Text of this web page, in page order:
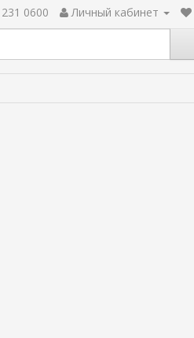
0600 Личный кабинет